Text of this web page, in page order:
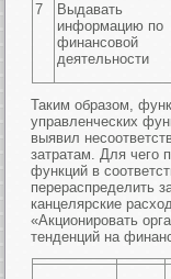
7
Выдавать
информацию по
финансовой
деятельности
Таким образом,
управленческих
выявил
затратам. Для чего
функций в
перераспределить
канцелярские
«Акционировать
тенденций на